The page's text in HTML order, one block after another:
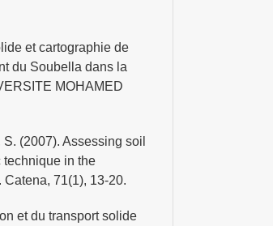
et cartographie de
du Soubella dans la
MOHAMED
(2007). Assessing soil
technique in the
71(1), 13-20.
et du transport solide